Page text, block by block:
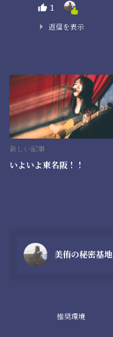
1
返信を表示
新しい記事
いよいよ東名阪！！
美侑の秘密基地
推奨環境